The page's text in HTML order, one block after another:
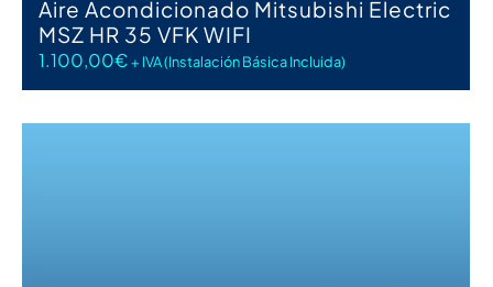
Aire Acondicionado Mitsubishi Electric
MSZ HR 35 VFK WIFI
1.100,00€+ IVA (Instalación Básica Incluida)